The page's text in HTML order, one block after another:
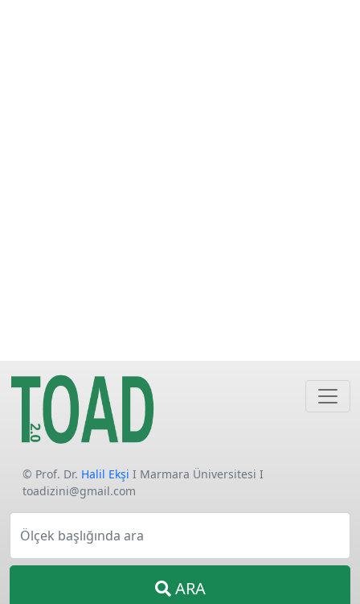
© Prof. Dr. Halil Ekşi I Marmara Üniversitesi I
toadizini@gmail.com
Ölçek başlığında ara
ARA